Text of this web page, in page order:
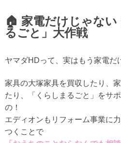
🏠 家電だけじゃない
るごと」大作戦
ヤマダHDって、実はもう家電だ
家具の大塚家具を買収したり、
たり、
「くらしまるごと」
をサ
の！
エディオンもリフォーム事業に
つくことで